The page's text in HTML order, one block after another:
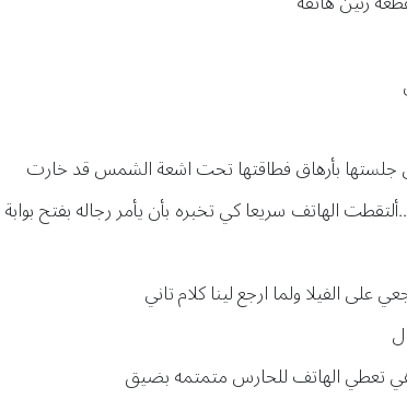
بأرهاق فطاقتها تحت اشعة الشمس قد خارت
الهاتف سريعا كي تخبره بأن يأمر رجاله
الفيلا ولما ارجع لينا كلام تاني
الهاتف للحارس متمتمه بضيق